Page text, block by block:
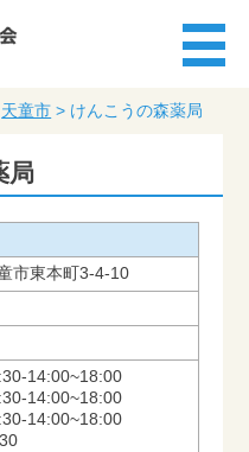
天童市 > けんこうの森薬局
局
市東本町3-4-10
14:00~18:00
14:00~18:00
14:00~18:00